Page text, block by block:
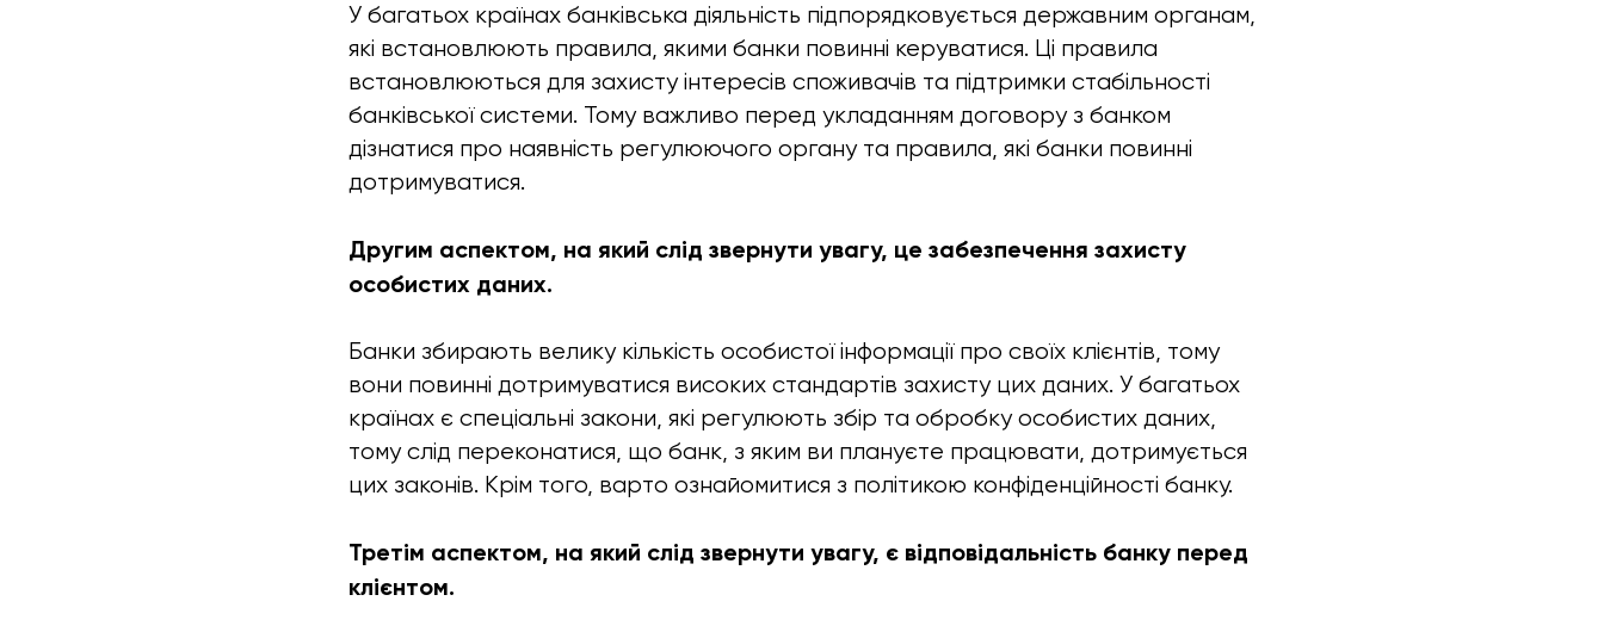
У багатьох країнах банківська діяльність підпорядковується державним органам,
які встановлюють правила, якими банки повинні керуватися. Ці правила
встановлюються для захисту інтересів споживачів та підтримки стабільності
банківської системи. Тому важливо перед укладанням договору з банком
дізнатися про наявність регулюючого органу та правила, які банки повинні
дотримуватися.
Другим аспектом, на який слід звернути увагу, це забезпечення захисту
особистих даних.
Банки збирають велику кількість особистої інформації про своїх клієнтів, тому
вони повинні дотримуватися високих стандартів захисту цих даних. У багатьох
країнах є спеціальні закони, які регулюють збір та обробку особистих даних,
тому слід переконатися, що банк, з яким ви плануєте працювати, дотримується
цих законів. Крім того, варто ознайомитися з політикою конфіденційності банку.
Третім аспектом, на який слід звернути увагу, є відповідальність банку перед
клієнтом.